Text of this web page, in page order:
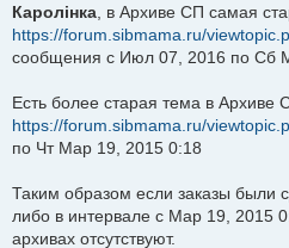
о
б
щ
е
е
Каролiнка , в Архиве СП самая
https://forum.sibmama.ru/
сообщения с Июл 07, 2016 по Сб
Есть более старая тема в Архиве
https://forum.sibmama.ru/
по Чт Мар 19, 2015 0:18
Таким образом если заказы были
либо в интервале с Мар 19, 2015
архивах отсутствуют.